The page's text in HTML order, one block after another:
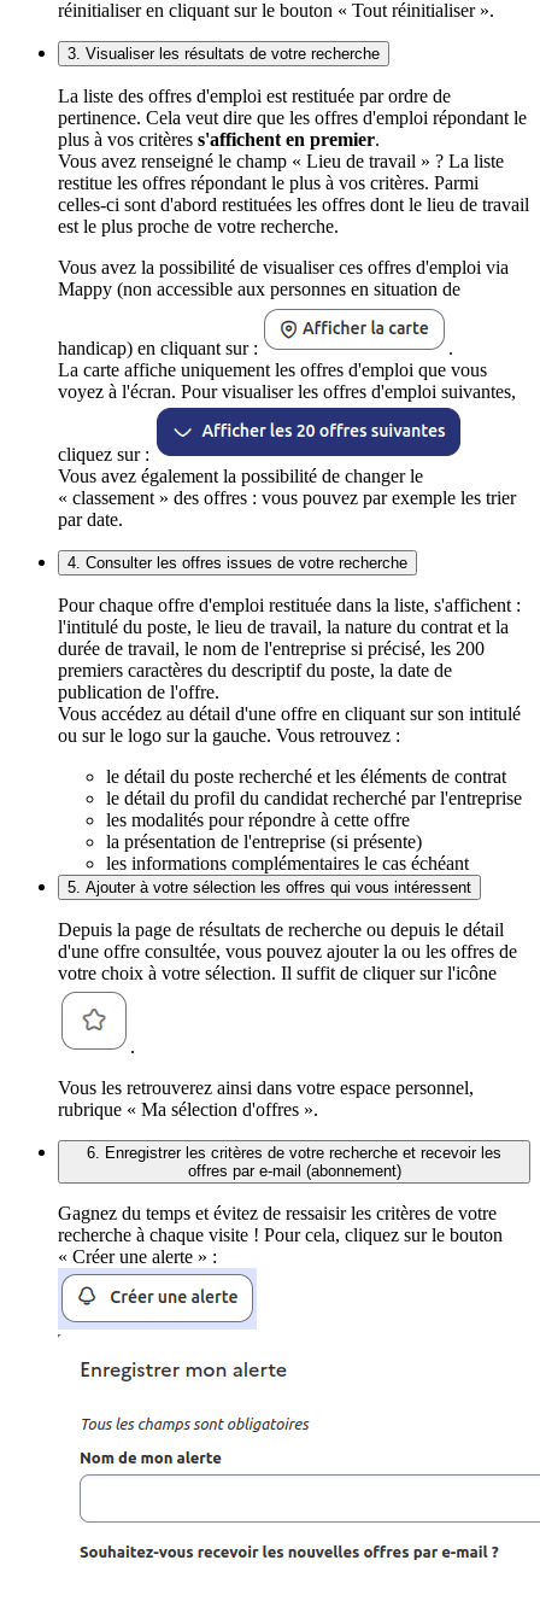
réinitialiser en cliquant sur le bouton « Tout réinitialiser ».
3. Visualiser les résultats de votre recherche
La liste des offres d'emploi est restituée par ordre de
pertinence. Cela veut dire que les offres d'emploi répondant le
plus à vos critères s'affichent en premier.
Vous avez renseigné le champ « Lieu de travail » ? La liste
restitue les offres répondant le plus à vos critères. Parmi
celles-ci sont d'abord restituées les offres dont le lieu de travail
est le plus proche de votre recherche.
Vous avez la possibilité de visualiser ces offres d'emploi via
Mappy (non accessible aux personnes en situation de
handicap) en cliquant sur :
.
La carte affiche uniquement les offres d'emploi que vous
voyez à l'écran. Pour visualiser les offres d'emploi suivantes,
cliquez sur :
Vous avez également la possibilité de changer le
« classement » des offres : vous pouvez par exemple les trier
par date.
4. Consulter les offres issues de votre recherche
Pour chaque offre d'emploi restituée dans la liste, s'affichent :
l'intitulé du poste, le lieu de travail, la nature du contrat et la
durée de travail, le nom de l'entreprise si précisé, les 200
premiers caractères du descriptif du poste, la date de
publication de l'offre.
Vous accédez au détail d'une offre en cliquant sur son intitulé
ou sur le logo sur la gauche. Vous retrouvez :
le détail du poste recherché et les éléments de contrat
le détail du profil du candidat recherché par l'entreprise
les modalités pour répondre à cette offre
la présentation de l'entreprise (si présente)
les informations complémentaires le cas échéant
5. Ajouter à votre sélection les offres qui vous intéressent
Depuis la page de résultats de recherche ou depuis le détail
d'une offre consultée, vous pouvez ajouter la ou les offres de
votre choix à votre sélection. Il suffit de cliquer sur l'icône
.
Vous les retrouverez ainsi dans votre espace personnel,
rubrique « Ma sélection d'offres ».
6. Enregistrer les critères de votre recherche et recevoir les
offres par e-mail (abonnement)
Gagnez du temps et évitez de ressaisir les critères de votre
recherche à chaque visite ! Pour cela, cliquez sur le bouton
« Créer une alerte » :